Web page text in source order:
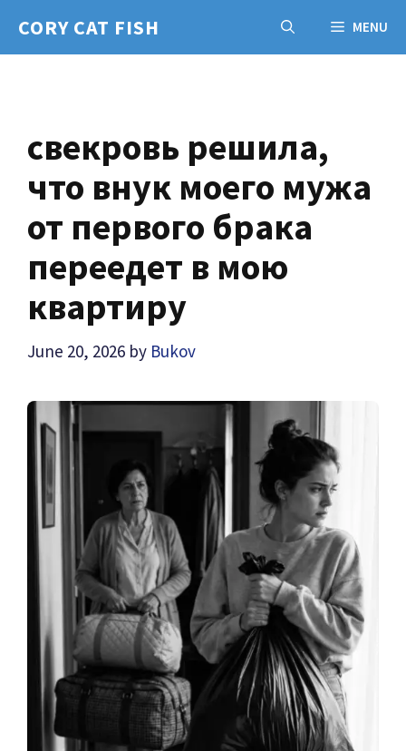
CORY CAT FISH MENU
свекровь решила,
что внук моего мужа
от первого брака
переедет в мою
квартиру
June 20, 2026 by Bukov